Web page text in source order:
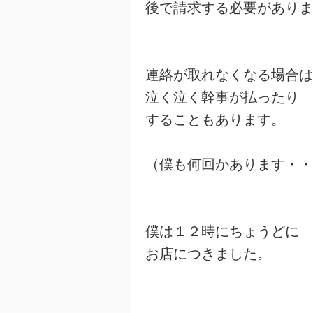
後で請求する必要がありま
連絡が取れなくなる場合は
泣く泣く幹事が払ったり
することもあります。
（僕も何回かあります・・
僕は１２時にちょうどに
お店につきました。